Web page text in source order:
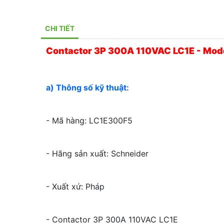
CHI TIẾT
Contactor 3P 300A 110VAC LC1E -
a) Thông số kỹ thuật:
- Mã hàng: LC1E300F5
- Hãng sản xuất: Schneider
- Xuất xứ: Pháp
- Contactor 3P 300A 110VAC LC1E